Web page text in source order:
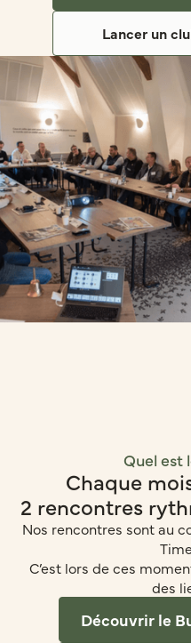
Lancer un
Quel est
Chaque
2 rencontres
Nos rencontres sont au
C’est lors de ces
des
Découvrir le